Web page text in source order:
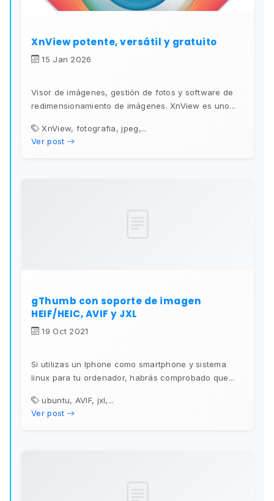
XnView potente, versátil y gratuito
15 Jan 2026
Visor de imágenes, gestión de fotos y software de
redimensionamiento de imágenes. XnView es uno...
XnView, fotografia, jpeg,...
Ver post
gThumb con soporte de imagen
HEIF/HEIC, AVIF y JXL
19 Oct 2021
Si utilizas un Iphone como smartphone y sistema
linux para tu ordenador, habrás comprobado que...
ubuntu, AVIF, jxl,...
Ver post